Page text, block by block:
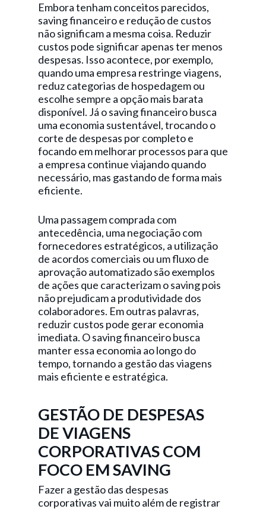
Embora tenham conceitos parecidos,
saving financeiro e redução de custos
não significam a mesma coisa. Reduzir
custos pode significar apenas ter menos
despesas. Isso acontece, por exemplo,
quando uma empresa restringe viagens,
reduz categorias de hospedagem ou
escolhe sempre a opção mais barata
disponível. Já o saving financeiro busca
uma economia sustentável, trocando o
corte de despesas por completo e
focando em melhorar processos para que
a empresa continue viajando quando
necessário, mas gastando de forma mais
eficiente.
Uma passagem comprada com
antecedência, uma negociação com
fornecedores estratégicos, a utilização
de acordos comerciais ou um fluxo de
aprovação automatizado são exemplos
de ações que caracterizam o saving pois
não prejudicam a produtividade dos
colaboradores. Em outras palavras,
reduzir custos pode gerar economia
imediata. O saving financeiro busca
manter essa economia ao longo do
tempo, tornando a gestão das viagens
mais eficiente e estratégica.
GESTÃO DE DESPESAS
DE VIAGENS
CORPORATIVAS COM
FOCO EM SAVING
Fazer a gestão das despesas
corporativas vai muito além de registrar